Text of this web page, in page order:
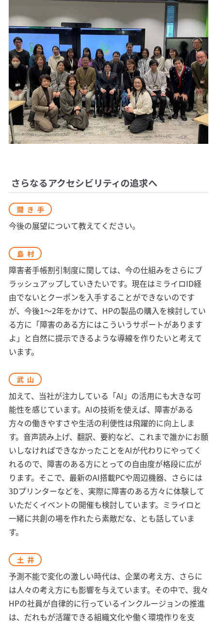
さらなるアクセシビリティの追求へ
聞き手
今後の展望について教えてください。
島村
障害者手帳割引制度に関しては、今の仕組みをさらにブ
ラッシュアップしていきたいです。現在はミライロID経
由でないとクーポンを入手することができないのです
が、今後1〜2年をかけて、HPの製品の購入を検討してい
る方に「障害のある方にはこういうサポートがあります
よ」と自然に提示できるような導線を作りたいと考えて
います。
武山
加えて、当社が注力している「AI」の活用にも大きな可
能性を感じています。AIの技術を使えば、障害がある
方々の働きやすさや生活の利便性は飛躍的に向上しま
す。音声読み上げ、翻訳、要約など、これまで誰かにお願
いしなければできなかったことをAIが代わりにやってく
れるので、障害のある方にとっての自由度が格段に広が
ります。そこで、最新のAI搭載PCや周辺機器、さらには
3Dプリンターなどを、実際に障害のある方々に体験して
いただくイベントの開催も検討しています。ミライロと
一緒に共創の場を作れたら素敵だな、とも話していま
す。
土井
予測不能で変化の激しい時代は、企業の考え方、さらに
は人々の考え方にも影響を与えています。その中で、我々
HPの社員が自律的に行っているインクルージョンの推進
は、だれもが活躍できる組織文化や働く環境作りを支